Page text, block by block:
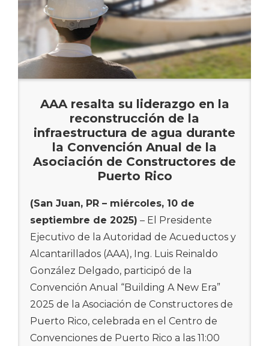
“Este proyecto representa mucho más que
una obra de infraestructura; es un ejemplo
concreto de nuestro compromiso con la
transformación de la Autoridad de
Acueductos y Alcantarillados. Cada fase
más moderno, eficiente y confiable, que
garantice a nuestras comunidades un
servicio digno y de calidad”, expresó
González Delgado.
Hasta la fecha, se han completado los
trabajos de instalación de tuberías y
registros sanitarios en las carreteras
municipales y en la PR-144. Actualmente,
las brigadas trabajan en la instalación de
tubería en el puente vehicular Línea Matei,
una de las fases críticas de la obra.
Se proyecta que este viernes, 12 de
septiembre, inicien los trabajos de
escarificación y, posteriormente, el proceso
AAA resalta su liderazgo en la
reconstrucción de la
infraestructura de agua durante
la Convención Anual de la
Asociación de Constructores de
Puerto Rico
(San Juan, PR – miércoles, 10 de
septiembre de 2025) – El Presidente
Ejecutivo de la Autoridad de Acueductos y
Alcantarillados (AAA), Ing. Luis Reinaldo
González Delgado, participó de la
Convención Anual “Building A New Era”
2025 de la Asociación de Constructores de
Puerto Rico, celebrada en el Centro de
Convenciones de Puerto Rico a las 11:00